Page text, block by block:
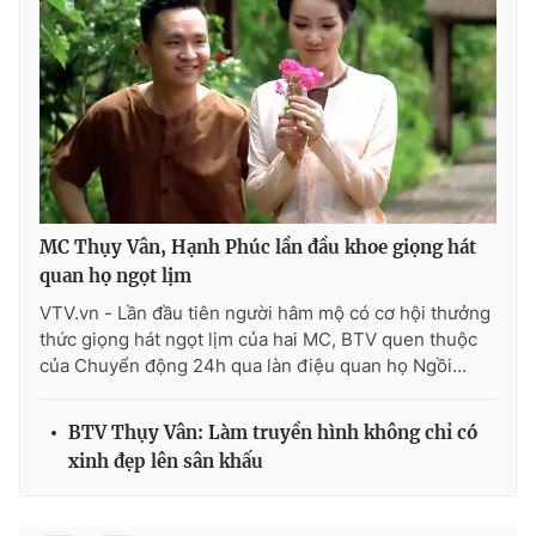
THỜI BÁO VTV
Theo dõi báo trên
Cơ quan chủ quản:
Cơ quan báo chí:Thời báo VTV
Giấy phép hoạt động báo in và báo điện tử số 483/GP-BTTTT
Tổng Biên tập:Vũ Thanh Thủy
Phó Tổng Biên tập:Nguyễn Thị Mỹ Hạnh, Phạm Quốc Thắng,
MC Thụy Vân, Hạnh Phúc lần đầu khoe giọng hát
quan họ ngọt lịm
VTV.vn - Lần đầu tiên người hâm mộ có cơ hội thưởng
thức giọng hát ngọt lịm của hai MC, BTV quen thuộc
của Chuyển động 24h qua làn điệu quan họ Ngồi...
BTV Thụy Vân: Làm truyền hình không chỉ có
xinh đẹp lên sân khấu